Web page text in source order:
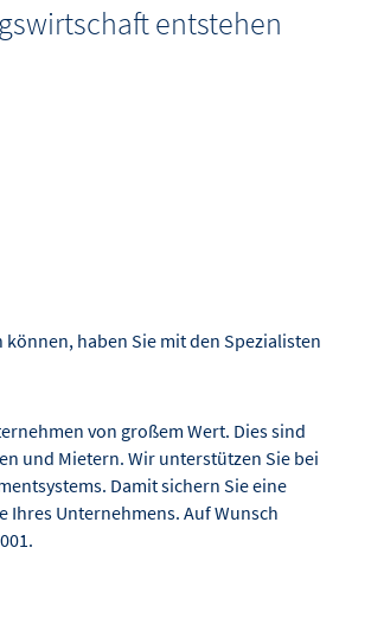
entstehen
haben Sie mit den Spezialisten
von großem Wert. Dies sind
und Mietern. Wir unterstützen Sie bei
Damit sichern Sie eine
Ihres Unternehmens. Auf Wunsch